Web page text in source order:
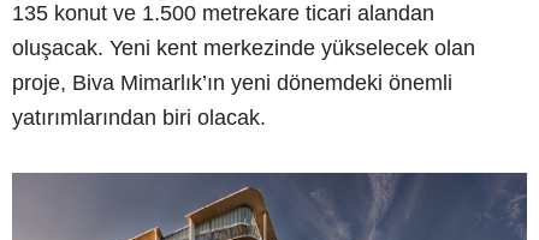
135 konut ve 1.500 metrekare ticari alandan
oluşacak. Yeni kent merkezinde yükselecek olan
proje, Biva Mimarlık’ın yeni dönemdeki önemli
yatırımlarından biri olacak.